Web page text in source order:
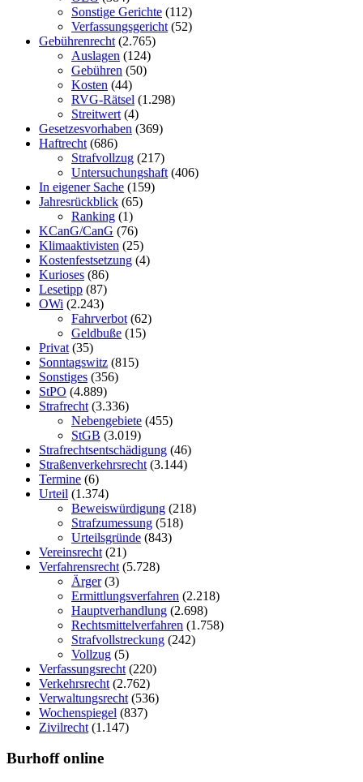
Sonstige Gerichte (112)
Verfassungsgericht (52)
Gebührenrecht (2.765)
Auslagen (124)
Gebühren (50)
Kosten (44)
RVG-Rätsel (1.298)
Streitwert (4)
Gesetzesvorhaben (369)
Haftrecht (686)
Strafvollzug (217)
Untersuchungshaft (406)
In eigener Sache (159)
Jahresrückblick (65)
Ranking (1)
KCanG/CanG (76)
Klimaaktivisten (25)
Kostenfestsetzung (4)
Kurioses (86)
Lesetipp (87)
OWi (2.243)
Fahrverbot (62)
Geldbuße (15)
Privat (35)
Sonntagswitz (815)
Sonstiges (356)
StPO (4.889)
Strafrecht (3.336)
Nebengebiete (455)
StGB (3.019)
Strafrechtsentschädigung (46)
Straßenverkehrsrecht (3.144)
Termine (6)
Urteil (1.374)
Beweiswürdigung (218)
Strafzumessung (518)
Urteilsgründe (843)
Vereinsrecht (21)
Verfahrensrecht (5.728)
Ärger(3)
Ermittlungsverfahren (2.218)
Hauptverhandlung (2.698)
Rechtsmittelverfahren (1.758)
Strafvollstreckung (242)
Vollzug (5)
Verfassungsrecht (220)
Verkehrsrecht (2.762)
Verwaltungsrecht (536)
Wochenspiegel (837)
Zivilrecht (1.147)
Burhoff online